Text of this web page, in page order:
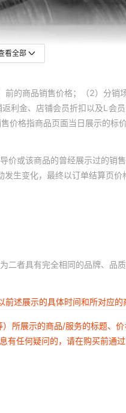
看全部
的商品销售价格；（2）分
金、店铺会员折扣以及L会
格指商品页面当日展示的
价或该商品的曾经展示过的销
生变化，最终以订单结算页价
二者具有完全相同的品牌、品
述展示的具体时间和所对应的
所展示的商品/服务的标题、
任何疑问的，请在购买前通